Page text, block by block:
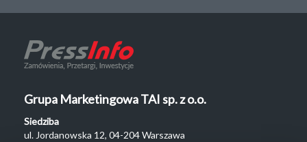
Grupa Marketingowa TAI sp. z o.o.
Siedziba
ul. Jordanowska 12, 04-204 Warszawa